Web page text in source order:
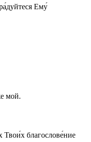
Ему́
мой.
Твои́х благослове́ние